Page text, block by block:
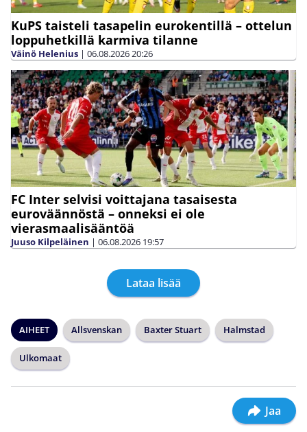
KuPS taisteli tasapelin eurokentillä – ottelun
loppuhetkillä karmiva tilanne
Väinö Helenius | 06.08.202620:26
FC Inter selvisi voittajana tasaisesta
euroväännöstä – onneksi ei ole
vierasmaalisääntöä
Juuso Kilpeläinen | 06.08.2026 19:57
Lataa lisää
AIHEET Allsvenskan Baxter Stuart Halmstad
Ulkomaat
Jaa